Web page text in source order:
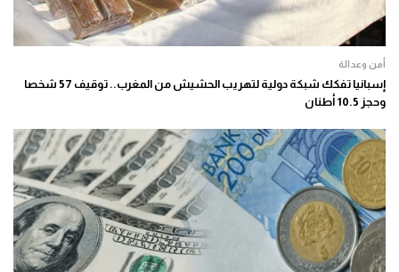
أمن وعدالة
إسبانيا تفكك شبكة دولية لتهريب الحشيش من المغرب.. توقيف 57 شخصا
وحجز 10.5 أطنان